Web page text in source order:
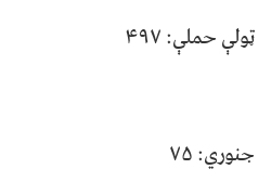
ټولې حملې: ۴۹۷
جنوري: ۷۵